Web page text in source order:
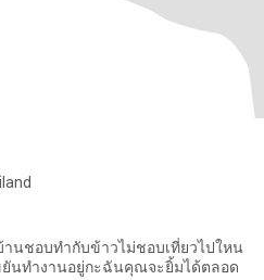
นชอบทำกับข้าวไม่ชอบเที่ยวไปใหน
นทำงานอยู่กะฉันคุณจะยิ้มได้ตลอด